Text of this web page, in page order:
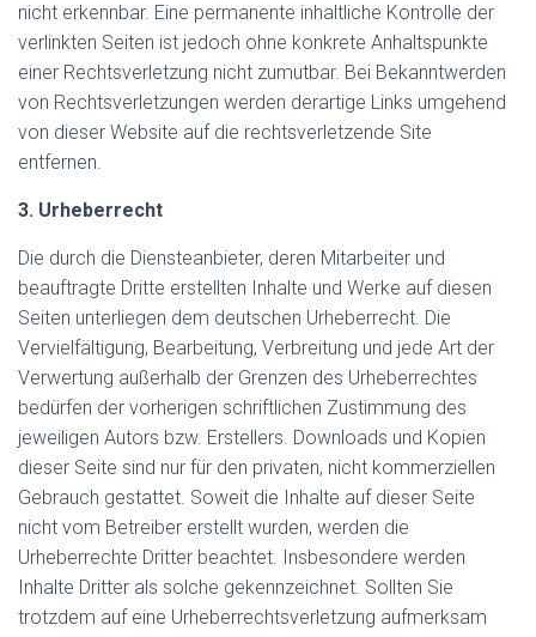
nicht erkennbar. Eine permanente inhaltliche Kontrolle der
verlinkten Seiten ist jedoch ohne konkrete Anhaltspunkte
einer Rechtsverletzung nicht zumutbar. Bei Bekanntwerden
von Rechtsverletzungen werden derartige Links umgehend
von dieser Website auf die rechtsverletzende Site
entfernen.
3. Urheberrecht
Die durch die Diensteanbieter, deren Mitarbeiter und
beauftragte Dritte erstellten Inhalte und Werke auf diesen
Seiten unterliegen dem deutschen Urheberrecht. Die
Vervielfältigung, Bearbeitung, Verbreitung und jede Art der
Verwertung außerhalb der Grenzen des Urheberrechtes
bedürfen der vorherigen schriftlichen Zustimmung des
jeweiligen Autors bzw. Erstellers. Downloads und Kopien
dieser Seite sind nur für den privaten, nicht kommerziellen
Gebrauch gestattet. Soweit die Inhalte auf dieser Seite
nicht vom Betreiber erstellt wurden, werden die
Urheberrechte Dritter beachtet. Insbesondere werden
Inhalte Dritter als solche gekennzeichnet. Sollten Sie
trotzdem auf eine Urheberrechtsverletzung aufmerksam